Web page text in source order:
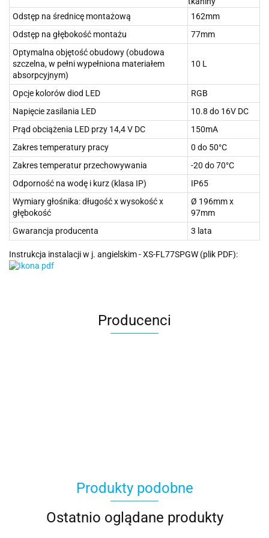
Odstęp na średnicę montażową
162mm
Odstęp na głębokość montażu
77mm
Optymalna objętość obudowy (obudowa
szczelna, w pełni wypełniona materiałem
absorpcyjnym)
10 L
Opcje kolorów diod LED
RGB
Napięcie zasilania LED
10.8 do 16V DC
Prąd obciążenia LED przy 14,4 V DC
150mA
Zakres temperatury pracy
0 do 50°C
Zakres temperatur przechowywania
-20 do 70°C
Odporność na wodę i kurz (klasa IP)
IP65
Wymiary głośnika: długość x wysokość x
głębokość
Ø 196mm x
97mm
Gwarancja producenta
3 lata
Instrukcja instalacji w j. angielskim - XS-FL77SPGW (plik PDF):
Producenci
Produkty podobne
Ostatnio oglądane produkty